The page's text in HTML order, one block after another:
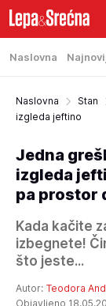
Naslovna
Naslovna Stan
izgleda jeftino
Jedna
izgleda
pa prostor
Kada kačite
izbegnete!
što jeste...
Autor: Teodora
Objavljeno